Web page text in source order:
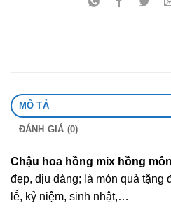
MÔ TẢ
ĐÁNH GIÁ (0)
Chậu hoa hồng mix hồng
đẹp, dịu dàng; là món quà tặng
lễ, kỷ niệm, sinh nhật,…